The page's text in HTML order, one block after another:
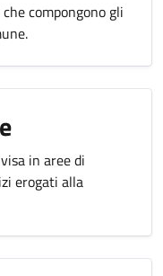
compongono gli
in aree di
erogati alla